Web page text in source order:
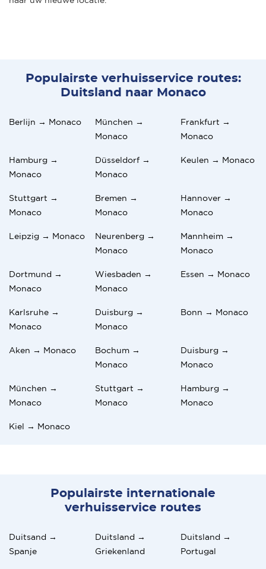
Populairste verhuisservice routes:
Duitsland naar Monaco
Berlijn → Monaco
München →
Monaco
Frankfurt →
Monaco
Hamburg →
Monaco
Düsseldorf →
Monaco
Keulen → Monaco
Stuttgart →
Monaco
Bremen →
Monaco
Hannover →
Monaco
Leipzig → Monaco
Neurenberg →
Monaco
Mannheim →
Monaco
Dortmund →
Monaco
Wiesbaden →
Monaco
Essen → Monaco
Karlsruhe →
Monaco
Duisburg →
Monaco
Bonn → Monaco
Aken → Monaco
Bochum →
Monaco
Duisburg →
Monaco
München →
Monaco
Stuttgart →
Monaco
Hamburg →
Monaco
Kiel → Monaco
Populairste internationale
verhuisservice routes
Duitsand →
Spanje
Duitsland →
Griekenland
Duitsland →
Portugal